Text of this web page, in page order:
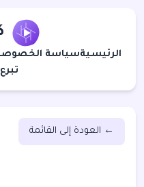
الرئيسيةسياسة
← العودة إلى القائمة